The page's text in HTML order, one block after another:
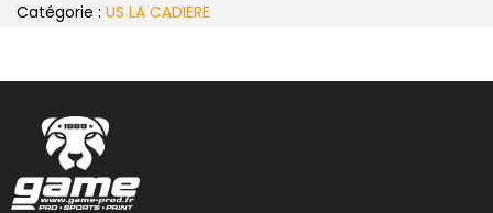
Catégorie : US LA CADIERE